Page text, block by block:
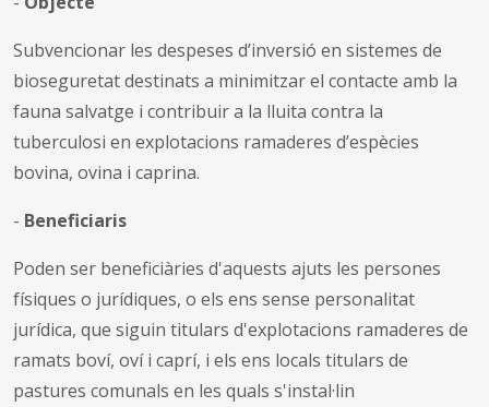
Subvencionar les despeses d’inversió en sistemes de
bioseguretat destinats a minimitzar el contacte amb la
fauna salvatge i contribuir a la lluita contra la
tuberculosi en explotacions ramaderes d’espècies
bovina, ovina i caprina.
- Beneficiaris
Poden ser beneficiàries d'aquests ajuts les persones
físiques o jurídiques, o els ens sense personalitat
jurídica, que siguin titulars d'explotacions ramaderes de
ramats boví, oví i caprí, i els ens locals titulars de
pastures comunals en les quals s'instal·lin